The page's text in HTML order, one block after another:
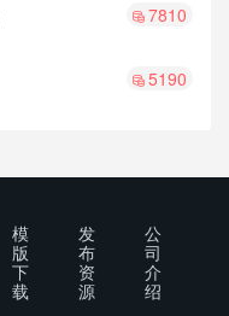
7810
5190
模
版
下
载
发
布
资
源
公
司
介
绍